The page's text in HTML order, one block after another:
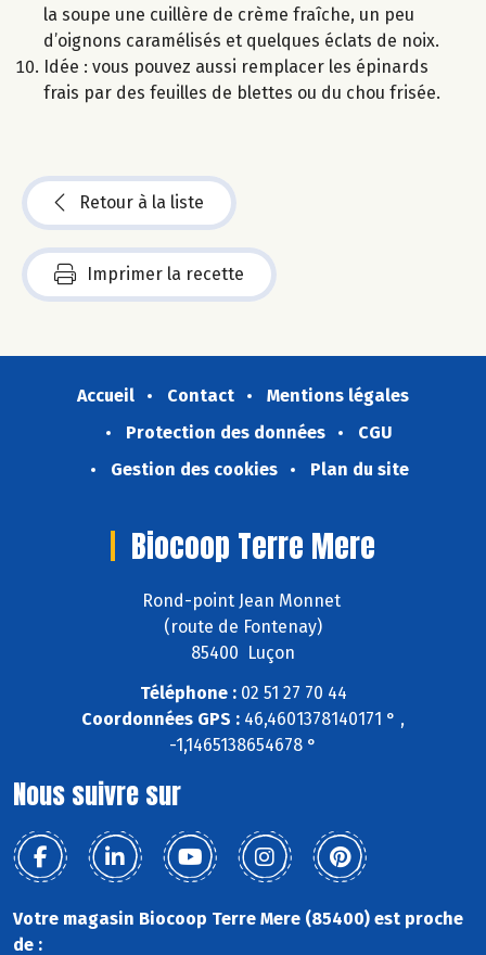
la soupe une cuillère de crème fraîche, un peu
d’oignons caramélisés et quelques éclats de noix.
Idée : vous pouvez aussi remplacer les épinards
frais par des feuilles de blettes ou du chou frisée.
Retour à la liste
Imprimer la recette
Accueil Contact
Mentions légales
Protection des données
CGU
Gestion des cookies
Plan du site
Biocoop Terre Mere
Rond-point Jean Monnet
(route de Fontenay)
85400 Luçon
Téléphone :02 51 27 70 44
Coordonnées GPS : 46,4601378140171 ° ,
-1,1465138654678 °
Nous suivre sur
Votre magasin Biocoop Terre Mere (85400) est proche
de :